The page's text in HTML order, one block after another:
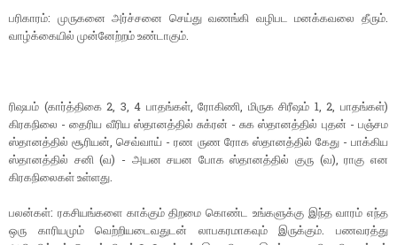
பரிகாரம்: முருகனை அர்ச்சனை செய்து வணங்கி வழிபட மனக்கவலை தீரும்.
வாழ்க்கையில் முன்னேற்றம் உண்டாகும்.
ரிஷபம் (கார்த்திகை 2, 3, 4 பாதங்கள், ரோகிணி, மிருக சிரீஷம் 1, 2, பாதங்கள்)
கிரகநிலை - தைரிய வீரிய ஸ்தானத்தில் சுக்ரன் - சுக ஸ்தானத்தில் புதன் - பஞ்சம
ஸ்தானத்தில் சூரியன், செவ்வாய் - ரண ருண ரோக ஸ்தானத்தில் கேது - பாக்கிய
ஸ்தானத்தில் சனி (வ) - அயன சயன போக ஸ்தானத்தில் குரு (வ), ராகு என
கிரகநிலைகள் உள்ளது.
பலன்கள்: ரகசியங்களை காக்கும் திறமை கொண்ட உங்களுக்கு இந்த வாரம் எந்த
ஒரு காரியமும் வெற்றியடைவதுடன் லாபகரமாகவும் இருக்கும். பணவரத்து